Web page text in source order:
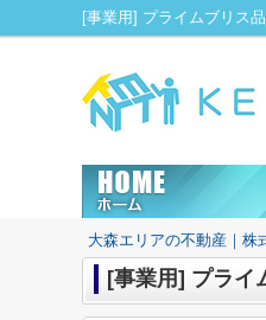
[事業用] プライムブリス
大森エリアの不動産｜株
[事業用] プライ